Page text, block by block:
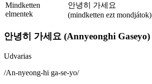
Mindketten
elmentek
안녕히 가세요
(mindketten ezt mondjátok)
안녕히 가세요 (Annyeonghi Gaseyo)
Udvarias
/An-nyeong-hi ga-se-yo/